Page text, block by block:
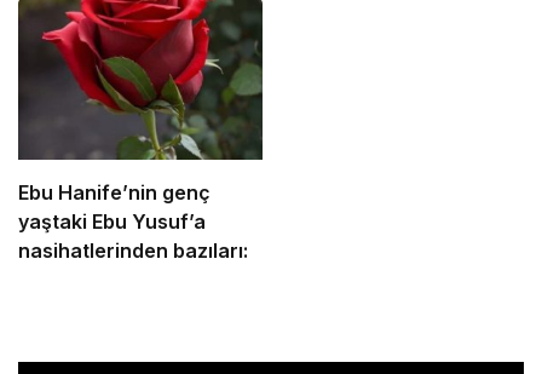
Ebu Hanife’nin genç
yaştaki Ebu Yusuf’a
nasihatlerinden bazıları: